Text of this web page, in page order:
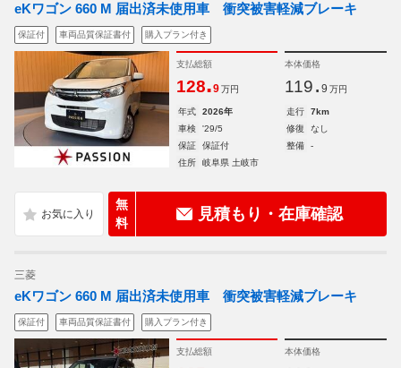
eKワゴン 660 M 届出済未使用車 衝突被害軽減ブレーキ
保証付 車両品質保証書付 購入プラン付き
支払総額
128.9 万円
本体価格
119. 9 万円
年式 2026年 走行
7km
車検
'29/5 修復
なし
保証
保証付 整備
-
住所
岐阜県 土岐市
無
料
見積もり・在庫確認
三菱
eKワゴン 660 M 届出済未使用車 衝突被害軽減ブレーキ
保証付 車両品質保証書付 購入プラン付き
支払総額 本体価格